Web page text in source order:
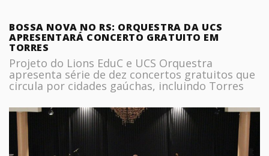
BOSSA NOVA NO RS: ORQUESTRA DA UCS
APRESENTARÁ CONCERTO GRATUITO EM
TORRES
Projeto do Lions EduC e UCS Orquestra
apresenta série de dez concertos gratuitos que
circula por cidades gaúchas, incluindo Torres